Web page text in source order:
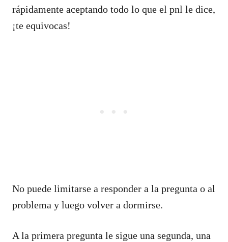
rápidamente aceptando todo lo que el pnl le dice,
¡te equivocas!
No puede limitarse a responder a la pregunta o al
problema y luego volver a dormirse.
A la primera pregunta le sigue una segunda, una